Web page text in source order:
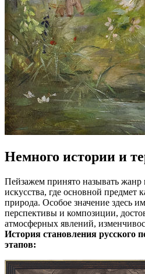
Немного истории и
Пейзажем принято называть жанр
искусства, где основной
природа. Особое значение здесь
перспективы и композиции,
атмосферных явлений,
История становления русского
этапов: